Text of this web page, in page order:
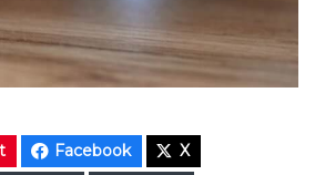
Facebook
X